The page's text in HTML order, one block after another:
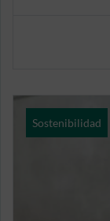
Sostenibilidad